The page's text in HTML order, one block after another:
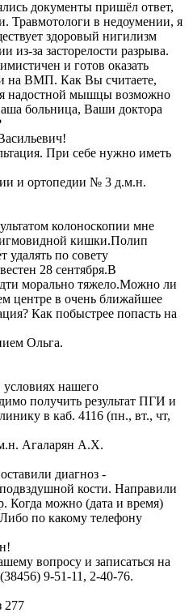
документы пришёл ответ,
Травмотологи в недоумении, я
здоровый нигилизм
из-за засторелости разрыва.
и готов оказать
на ВМП. Как Вы считаете,
надостной мышцы возможно
больница, Ваши доктора
При себе нужно иметь
и ортопедии № 3 д.м.н.
колоноскопии мне
кишки.Полип
удалять по совету
28 сентября.В
морально тяжело.Можно ли
центре в очень ближайшее
Как побыстрее попасть на
Ольга.
нашего
получить результат ПГИ и
в каб. 4116 (пн., вт., чт,
Агаларян А.Х.
диагноз -
кости. Направили
Когда можно (дата и время)
по какому телефону
вопросу и записаться на
9-51-11, 2-40-76.
277